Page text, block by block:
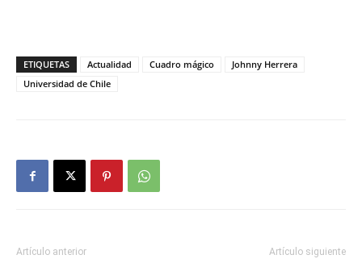
ETIQUETAS Actualidad Cuadro mágico
Johnny Herrera
Universidad de Chile
Artículo anterior Artículo siguiente